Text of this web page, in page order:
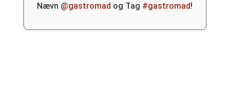
Nævn @gastromad og Tag #gastromad!